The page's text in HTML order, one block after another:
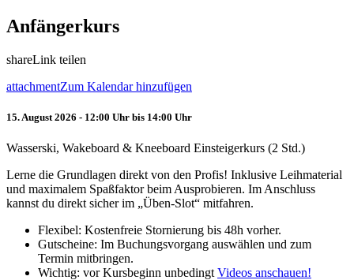
Anfängerkurs
shareLink teilen
attachmentZum Kalendar hinzufügen
15. August 2026 - 12:00 Uhr bis 14:00 Uhr
Wasserski, Wakeboard & Kneeboard Einsteigerkurs (2 Std.)
Lerne die Grundlagen direkt von den Profis! Inklusive Leihmaterial
und maximalem Spaßfaktor beim Ausprobieren. Im Anschluss
kannst du direkt sicher im „Üben-Slot“ mitfahren.
Flexibel: Kostenfreie Stornierung bis 48h vorher.
Gutscheine: Im Buchungsvorgang auswählen und zum
Termin mitbringen.
Wichtig: vor Kursbeginn unbedingt Videos anschauen!